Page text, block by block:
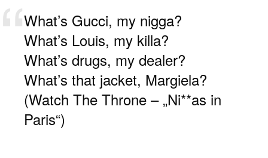
What’s Gucci, my nigga?
What’s Louis, my killa?
What’s drugs, my dealer?
What’s that jacket, Margiela?
(Watch The Throne – „Ni**as in
Paris“)